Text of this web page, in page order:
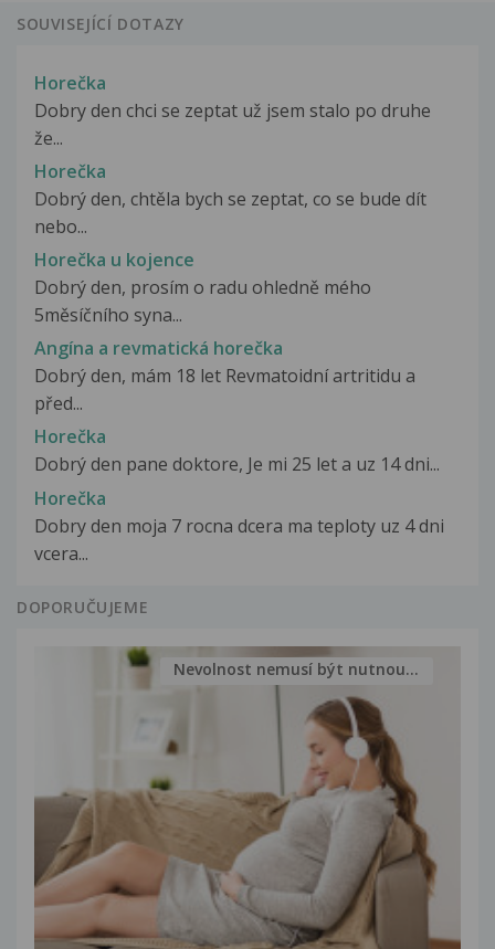
SOUVISEJÍCÍ DOTAZY
Horečka
Dobry den chci se zeptat už jsem stalo po druhe
že...
Horečka
Dobrý den, chtěla bych se zeptat, co se bude dít
nebo...
Horečka u kojence
Dobrý den, prosím o radu ohledně mého
5měsíčního syna...
Angína a revmatická horečka
Dobrý den, mám 18 let Revmatoidní artritidu a
před...
Horečka
Dobrý den pane doktore, Je mi 25 let a uz 14 dni...
Horečka
Dobry den moja 7 rocna dcera ma teploty uz 4 dni
vcera...
DOPORUČUJEME
Nevolnost nemusí být nutnou...